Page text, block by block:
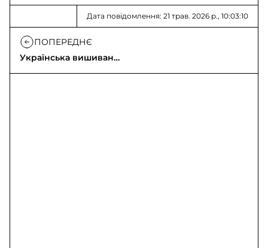
Дата повідомлення: 21 трав. 2026 р., 10:03:10
ПОПЕРЕДНЄ
Українська вишиванка
- не просто одяг